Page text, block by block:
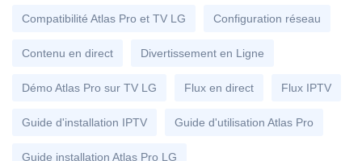
Compatibilité Atlas Pro et TV LG Configuration réseau
Contenu en direct Divertissement en Ligne
Démo Atlas Pro sur TV LG Flux en direct Flux IPTV
Guide d'installation IPTV Guide d'utilisation Atlas Pro
Guide installation Atlas Pro LG